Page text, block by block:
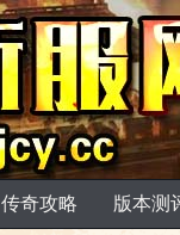
传奇攻略 版本测